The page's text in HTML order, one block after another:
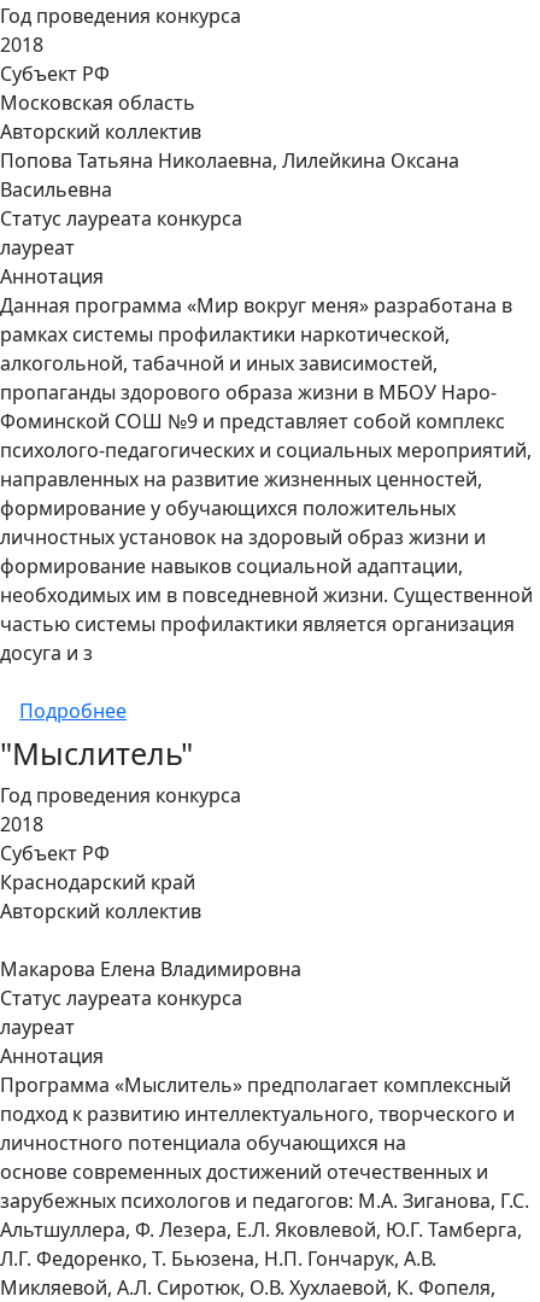
Год проведения конкурса
2018
Субъект РФ
Московская область
Авторский коллектив
Попова Татьяна Николаевна, Лилейкина Оксана
Васильевна
Статус лауреата конкурса
лауреат
Аннотация
Данная программа «Мир вокруг меня» разработана в
рамках системы профилактики наркотической,
алкогольной, табачной и иных зависимостей,
пропаганды здорового образа жизни в МБОУ Наро-
Фоминской СОШ №9 и представляет собой комплекс
психолого-педагогических и социальных мероприятий,
направленных на развитие жизненных ценностей,
формирование у обучающихся положительных
личностных установок на здоровый образ жизни и
формирование навыков социальной адаптации,
необходимых им в повседневной жизни. Существенной
частью системы профилактики является организация
досуга и з
Подробнеео Мир вокруг меня (Влияние
"Мыслитель"
Год проведения конкурса
2018
Субъект РФ
Краснодарский край
Авторский коллектив
Макарова Елена Владимировна
Статус лауреата конкурса
лауреат
Аннотация
Программа «Мыслитель» предполагает комплексный
подход к развитию интеллектуального, творческого и
личностного потенциала обучающихся на
основе современных достижений отечественных и
зарубежных психологов и педагогов: М.А. Зиганова, Г.С.
Альтшуллера, Ф. Лезера, Е.Л. Яковлевой, Ю.Г. Тамберга,
Л.Г. Федоренко, Т. Бьюзена, Н.П. Гончарук, А.В.
Микляевой, А.Л. Сиротюк, О.В. Хухлаевой, К. Фопеля,